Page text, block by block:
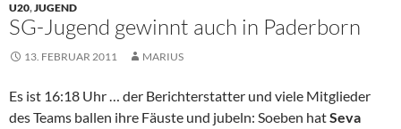
U20,JUGEND
SG-Jugend gewinnt auch in Paderborn
13. FEBRUAR 2011 MARIUS
Es ist 16:18 Uhr … der Berichterstatter und viele Mitglieder
des Teams ballen ihre Fäuste und jubeln: Soeben hatSeva